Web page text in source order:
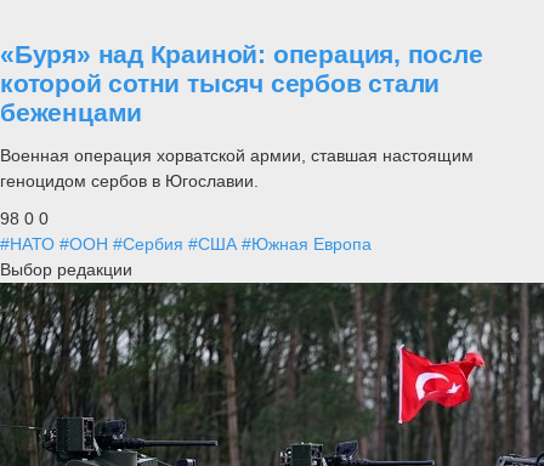
«Буря» над Краиной: операция, после
которой сотни тысяч сербов стали
беженцами
Военная операция хорватской армии, ставшая настоящим
геноцидом сербов в Югославии.
98 0 0
#НАТО #ООН #Сербия #США #Южная Европа
Выбор редакции